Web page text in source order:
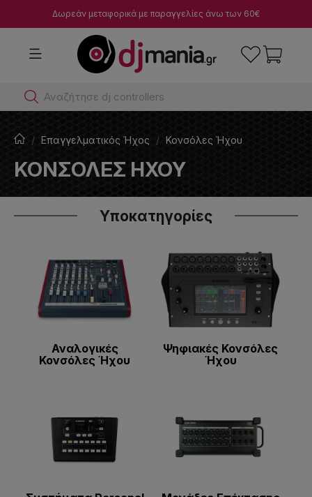
Δωρεάν μεταφορικά με παραγγελίες άνω των 60€
Αναζήτησε dj controllers
Επαγγελματικός Ήχος Κονσόλες Ήχου
ΚΟΝΣΌΛΕΣ ΉΧΟΥ
Υποκατηγορίες
Αναλογικές
Κονσόλες Ήχου
Ψηφιακές Κονσόλες
Ήχου